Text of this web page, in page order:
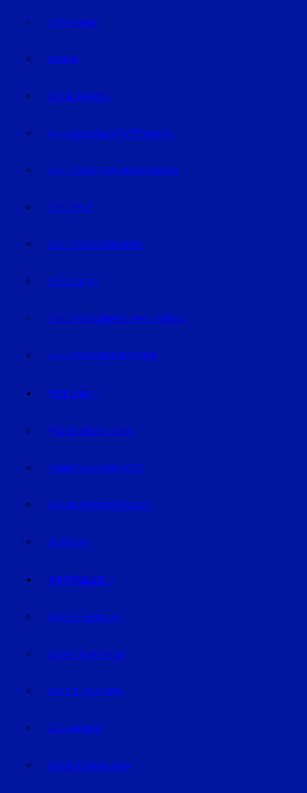
STRAUBING
BOGEN
GEISELHÖRING
MALLERSDORF-PFAFFENBERG
LANDKREIS STRAUBING-BOGEN
LANDSHUT
LANDKREIS LANDSHUT
DINGOLFING
LANDKREIS DINGOLFING-LANDAU
LANDKREIS DEGGENDORF
POLIZEI
POLIZEIMELDUNGEN
FAHNDUNG/VERMISSTE
AUS DEM GERICHTSSAAL
VERKEHR
RATGEBER
AUTO & VERKEHR
BAUEN & WOHNEN
GELD & FINANZEN
GESUNDHEIT
REISE & ERHOLUNG